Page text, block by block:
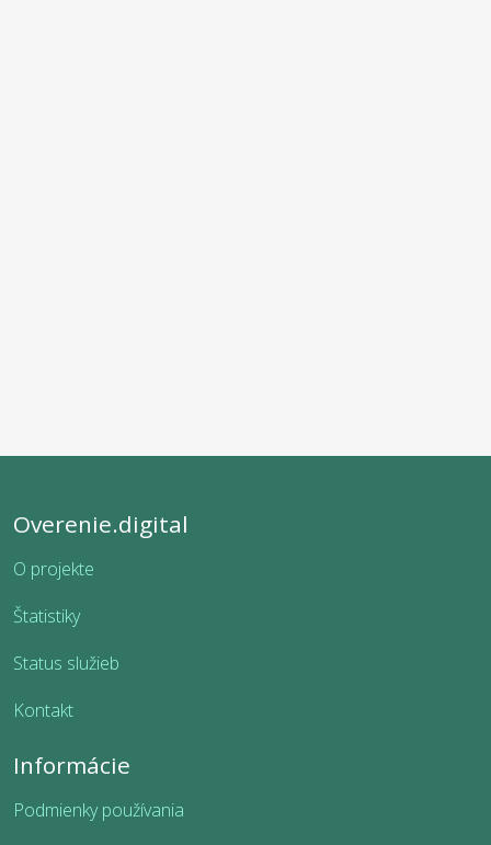
Overenie.digital
O projekte
Štatistiky
Status služieb
Kontakt
Informácie
Podmienky používania